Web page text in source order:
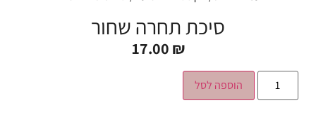
סיכת תחרה שחור
17.00₪
הוספה לסל